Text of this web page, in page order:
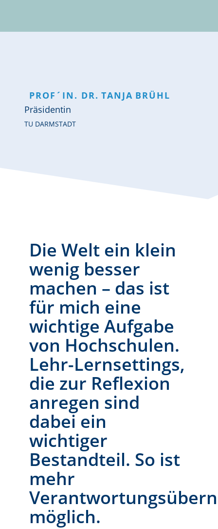
PROF´IN. DR. TANJA BRÜHL
Präsidentin
TU DARMSTADT
Die Welt ein klein
wenig besser
machen – das ist
für mich eine
wichtige Aufgabe
von Hochschulen.
Lehr-Lernsettings,
die zur Reflexion
anregen sind
dabei ein
wichtiger
Bestandteil. So ist
mehr
möglich.